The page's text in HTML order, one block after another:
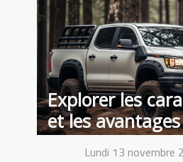
Explorer les
et les
places aménagé
Lundi 13 novembre